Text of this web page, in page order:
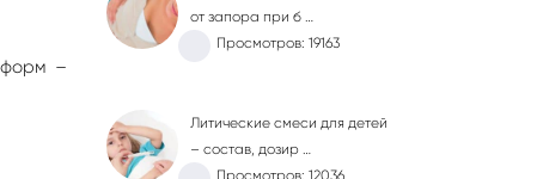
форм –
от запора при б …
Просмотров: 19163
Литические смеси для детей
– состав, дозир …
Просмотров: 12036